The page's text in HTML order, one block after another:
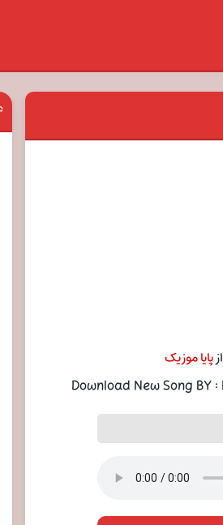
پایا موزیک
Download New Song BY :